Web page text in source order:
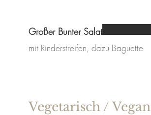
Großer Bunter Salat
mit Rinderstreifen, dazu Baguette
Vegetarisch / Vegan